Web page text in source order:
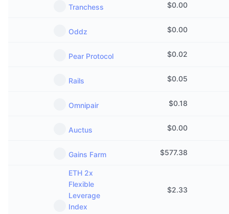
Tranchess $0.00
Oddz $0.00
Pear Protocol $0.02
Rails $0.05
Omnipair $0.18
Auctus $0.00
Gains Farm $577.38
ETH 2x
Flexible
Leverage
Index
$2.33